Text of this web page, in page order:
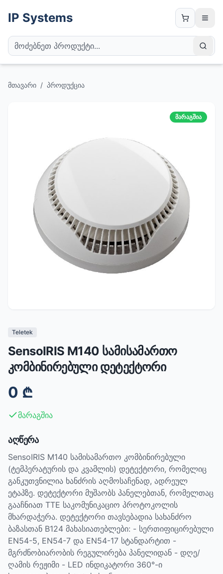
IP Systems
მთავარი / პროდუქცია
მარაგშია
Teletek
SensoIRIS M140 სამისამართო
კომბინირებული დეტექტორი
0 ₾
მარაგშია
აღწერა
SensoIRIS M140 სამისამართო კომბინირებული
(ტემპერატურის და კვამლის) დეტექტორი, რომელიც
განკუთვნილია ხანძრის აღმოსაჩენად, ადრეულ
ეტაპზე. დეტექტორი მუშაობს პანელებთან, რომელთაც
გააჩნიათ TTE საკომუნიკაციო პროტოკოლის
მხარდაჭერა. დეტექტორი თავსებადია სახანძრო
ბაზასთან B124 მახასიათებლები: - სერთიფიცირებული
EN54-5, EN54-7 და EN54-17 სტანდარტით -
მგრძნობიარობის რეგულირება პანელიდან - დღე/
ღამის რეჟიმი - LED ინდიკატორი 360°-ი